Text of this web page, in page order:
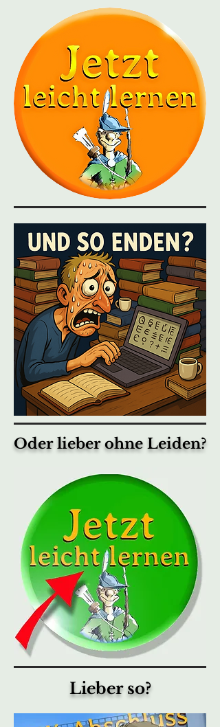
Oder lieber ohne Leiden?
Lieber so?